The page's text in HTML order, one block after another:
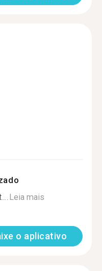
Leia mais
o aplicativo